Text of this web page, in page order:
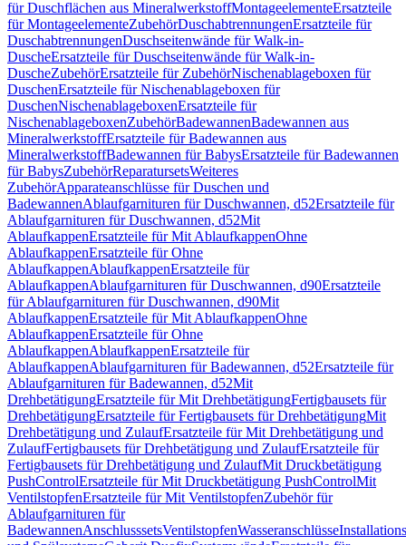
für Duschflächen aus MineralwerkstoffMontageelementeErsatzteile
für MontageelementeZubehörDuschabtrennungenErsatzteile für
DuschabtrennungenDuschseitenwände für Walk-in-
DuscheErsatzteile für Duschseitenwände für Walk-in-
DuscheZubehörErsatzteile für ZubehörNischenablageboxen für
DuschenErsatzteile für Nischenablageboxen für
DuschenNischenablageboxenErsatzteile für
NischenablageboxenZubehörBadewannenBadewannen aus
MineralwerkstoffErsatzteile für Badewannen aus
MineralwerkstoffBadewannen für BabysErsatzteile für Badewannen
für BabysZubehörReparatursetsWeiteres
ZubehörApparateanschlüsse für Duschen und
BadewannenAblaufgarnituren für Duschwannen, d52Ersatzteile für
Ablaufgarnituren für Duschwannen, d52Mit
AblaufkappenErsatzteile für Mit AblaufkappenOhne
AblaufkappenErsatzteile für Ohne
AblaufkappenAblaufkappenErsatzteile für
AblaufkappenAblaufgarnituren für Duschwannen, d90Ersatzteile
für Ablaufgarnituren für Duschwannen, d90Mit
AblaufkappenErsatzteile für Mit AblaufkappenOhne
AblaufkappenErsatzteile für Ohne
AblaufkappenAblaufkappenErsatzteile für
AblaufkappenAblaufgarnituren für Badewannen, d52Ersatzteile für
Ablaufgarnituren für Badewannen, d52Mit
DrehbetätigungErsatzteile für Mit DrehbetätigungFertigbausets für
DrehbetätigungErsatzteile für Fertigbausets für DrehbetätigungMit
Drehbetätigung und ZulaufErsatzteile für Mit Drehbetätigung und
ZulaufFertigbausets für Drehbetätigung und ZulaufErsatzteile für
Fertigbausets für Drehbetätigung und ZulaufMit Druckbetätigung
PushControlErsatzteile für Mit Druckbetätigung PushControlMit
VentilstopfenErsatzteile für Mit VentilstopfenZubehör für
Ablaufgarnituren für
BadewannenAnschlusssetsVentilstopfenWasseranschlüsse